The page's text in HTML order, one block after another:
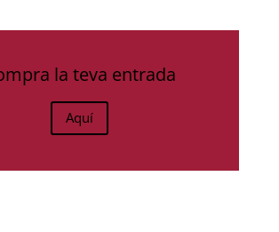
la teva entrada
Aquí